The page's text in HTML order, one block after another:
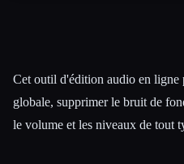
Cet outil d'édition audio en ligne
globale, supprimer le bruit de
le volume et les niveaux de tout